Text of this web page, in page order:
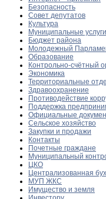
Безопасность
Совет депутатов
Культура
Муниципальные услуги
Бюджет района
Молодежный
Образование
Контрольно-счётный
Экономика
Территориальные
Здравоохранение
Противодействие
Поддержка
Официальные
Сельское хозяйство
Закупки и продажи
Контакты
Почетные граждане
Муниципальный
ЦКО
Централизованная
МУП ЖКС
Имущество и земля